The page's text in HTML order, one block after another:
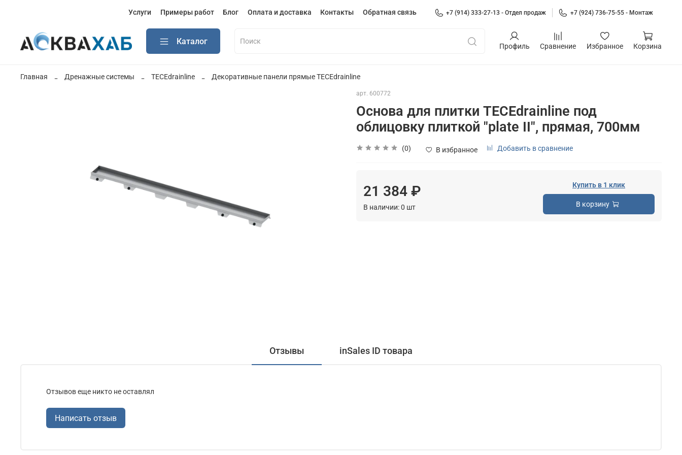
Услуги Примеры работ Блог Оплата и доставка Контакты Обратная связь +7 (914) 333-27-13 - Отдел продаж +7 (924) 736-75-55 - Монтаж
Каталог
Профиль Сравнение Избранное Корзина
Главная Дренажные системы TECEdrainline Декоративные панели прямые TECEdrainline
арт. 600772
Основа для плитки TECEdrainline под
облицовку плиткой "plate II", прямая, 700мм
(0) В избранное Добавить в сравнение
21 384 ₽
В наличии:0 шт
Купить в 1 клик
В корзину
Отзывы inSales ID товара
Отзывов еще никто не оставлял
Написать отзыв